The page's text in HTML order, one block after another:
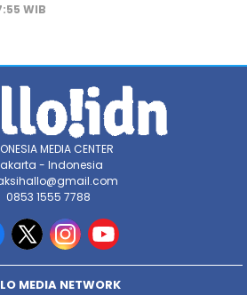
WIB
MEDIA CENTER
- Indonesia
0853 1555 7788
MEDIA NETWORK